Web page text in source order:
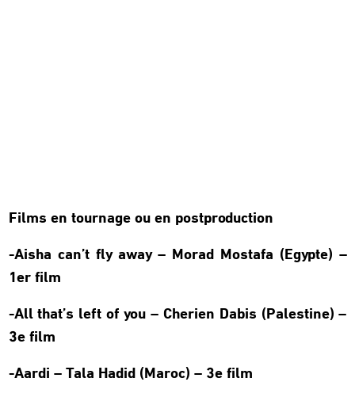
Films en tournage ou en postproduction
-Aisha can’t fly away – Morad Mostafa (Egypte) –
1er film
-All that’s left of you – Cherien Dabis (Palestine) –
3e film
-Aardi – Tala Hadid (Maroc) – 3e film